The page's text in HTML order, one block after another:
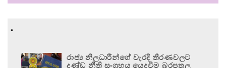
.
රාජ්‍ය නිලධාරීන්ගේ වැරදි තීරණවලට
දණ්ඩ නීති සංග්‍රහය යෙදවීම බරපතල